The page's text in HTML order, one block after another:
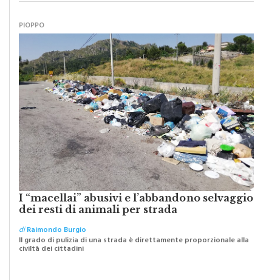
I “macellai” abusivi e l’abbandono selvaggio
dei resti di animali per strada
diRaimondo Burgio